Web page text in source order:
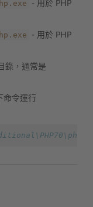
- 用於 PHP
- 用於 PHP
錄，通常是
命令運行